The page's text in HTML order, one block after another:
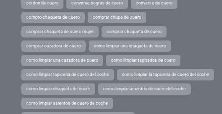
cordon de cuero converse negras de cuero converse de cuero
compro chaqueta de cuero comprar chupa de cuero
comprar chaqueta de cuero mujer comprar chaqueta de cuero
comprar cazadora de cuero como limpiar una chaqueta de cuero
como limpiar una cazadora de cuero como limpiar tapizados de cuero
como limpiar tapiceria de cuero del coche como limpiar la tapiceria de cuero del coche
como limpiar chaqueta de cuero como limpiar asientos de cuero del coche
como limpiar asientos de cuero de coche